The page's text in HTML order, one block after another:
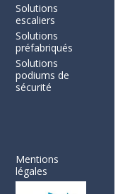
Solutions
escaliers
Solutions
préfabriqués
Solutions
podiums de
sécurité
Mentions
légales